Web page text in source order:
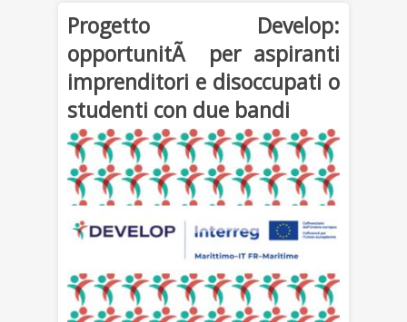
Progetto Develop:
opportunitÃ per aspiranti
imprenditori e disoccupati o
studenti con due bandi